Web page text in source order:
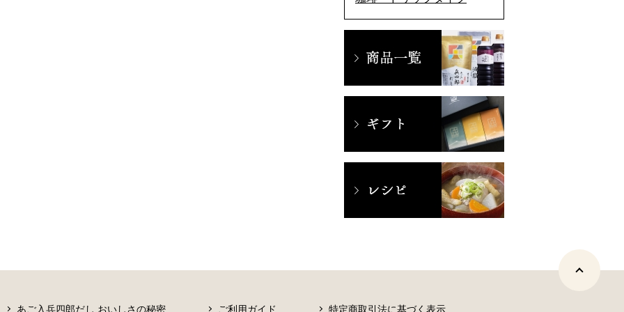
あご入兵四郎だし おいしさの秘密 ご利用ガイド 特定商取引法に基づく表示